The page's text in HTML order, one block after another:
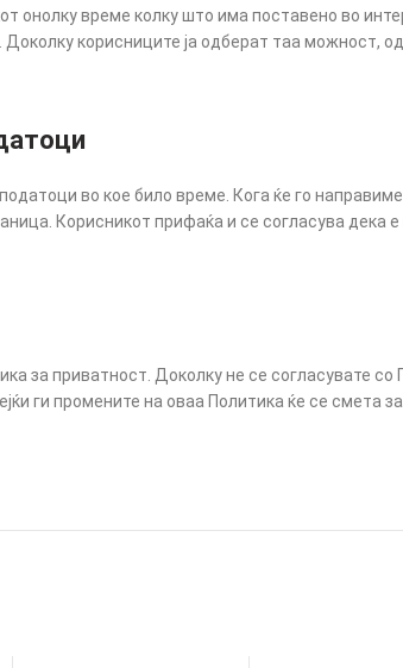
онолку време колку што има поставено во
корисниците ја одберат таа можност,
во кое било време. Кога ќе го
Корисникот прифаќа и се согласува дека
за приватност. Доколку не се согласувате со
ги промените на оваа Политика ќе се смета